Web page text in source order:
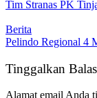
Tim Stranas PK
Berita
Pelindo Regional 4
Tinggalkan
Alamat email Anda